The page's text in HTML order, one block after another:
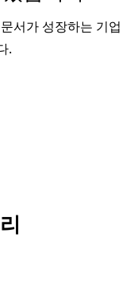
서가 성장하는 기업
.